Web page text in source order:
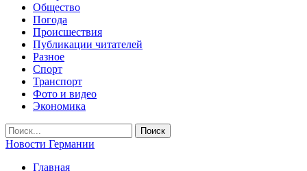
Общество
Погода
Происшествия
Публикации читателей
Разное
Спорт
Транспорт
Фото и видео
Экономика
Новости Германии
Главная